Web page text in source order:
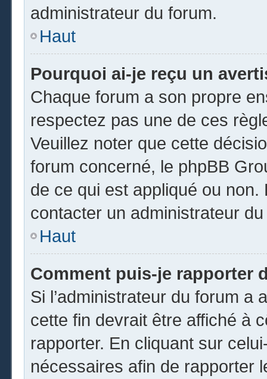
administrateur du forum.
Haut
Pourquoi ai-je reçu un
Chaque forum a son propre
respectez pas une de ces
Veuillez noter que cette
forum concerné, le phpBB
de ce qui est appliqué ou non.
contacter un administrateur
Haut
Comment puis-je rapporter
Si l’administrateur du forum a
cette fin devrait être affiché à
rapporter. En cliquant sur
nécessaires afin de rapporter